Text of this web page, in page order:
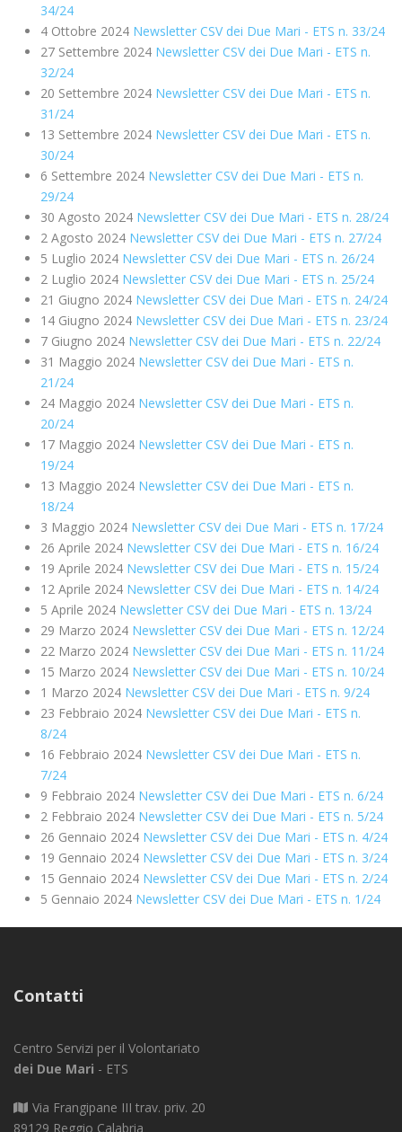
34/24
4 Ottobre 2024 Newsletter CSV dei Due Mari - ETS n. 33/24
27 Settembre 2024 Newsletter CSV dei Due Mari - ETS n.
32/24
20 Settembre 2024 Newsletter CSV dei Due Mari - ETS n.
31/24
13 Settembre 2024 Newsletter CSV dei Due Mari - ETS n.
30/24
6 Settembre 2024 Newsletter CSV dei Due Mari - ETS n.
29/24
30 Agosto 2024 Newsletter CSV dei Due Mari - ETS n. 28/24
2 Agosto 2024 Newsletter CSV dei Due Mari - ETS n. 27/24
5 Luglio 2024 Newsletter CSV dei Due Mari - ETS n. 26/24
2 Luglio 2024 Newsletter CSV dei Due Mari - ETS n. 25/24
21 Giugno 2024 Newsletter CSV dei Due Mari - ETS n. 24/24
14 Giugno 2024 Newsletter CSV dei Due Mari - ETS n. 23/24
7 Giugno 2024 Newsletter CSV dei Due Mari - ETS n. 22/24
31 Maggio 2024 Newsletter CSV dei Due Mari - ETS n.
21/24
24 Maggio 2024 Newsletter CSV dei Due Mari - ETS n.
20/24
17 Maggio 2024 Newsletter CSV dei Due Mari - ETS n.
19/24
13 Maggio 2024 Newsletter CSV dei Due Mari - ETS n.
18/24
3 Maggio 2024 Newsletter CSV dei Due Mari - ETS n. 17/24
26 Aprile 2024 Newsletter CSV dei Due Mari - ETS n. 16/24
19 Aprile 2024 Newsletter CSV dei Due Mari - ETS n. 15/24
12 Aprile 2024 Newsletter CSV dei Due Mari - ETS n. 14/24
5 Aprile 2024 Newsletter CSV dei Due Mari - ETS n. 13/24
29 Marzo 2024 Newsletter CSV dei Due Mari - ETS n. 12/24
22 Marzo 2024 Newsletter CSV dei Due Mari - ETS n. 11/24
15 Marzo 2024 Newsletter CSV dei Due Mari - ETS n. 10/24
1 Marzo 2024 Newsletter CSV dei Due Mari - ETS n. 9/24
23 Febbraio 2024 Newsletter CSV dei Due Mari - ETS n.
8/24
16 Febbraio 2024 Newsletter CSV dei Due Mari - ETS n.
7/24
9 Febbraio 2024 Newsletter CSV dei Due Mari - ETS n. 6/24
2 Febbraio 2024 Newsletter CSV dei Due Mari - ETS n. 5/24
26 Gennaio 2024 Newsletter CSV dei Due Mari - ETS n. 4/24
19 Gennaio 2024 Newsletter CSV dei Due Mari - ETS n. 3/24
15 Gennaio 2024 Newsletter CSV dei Due Mari - ETS n. 2/24
5 Gennaio 2024 Newsletter CSV dei Due Mari - ETS n. 1/24
Contatti
Centro Servizi per il Volontariato
dei Due Mari - ETS
Via Frangipane III trav. priv. 20
89129 Reggio Calabria